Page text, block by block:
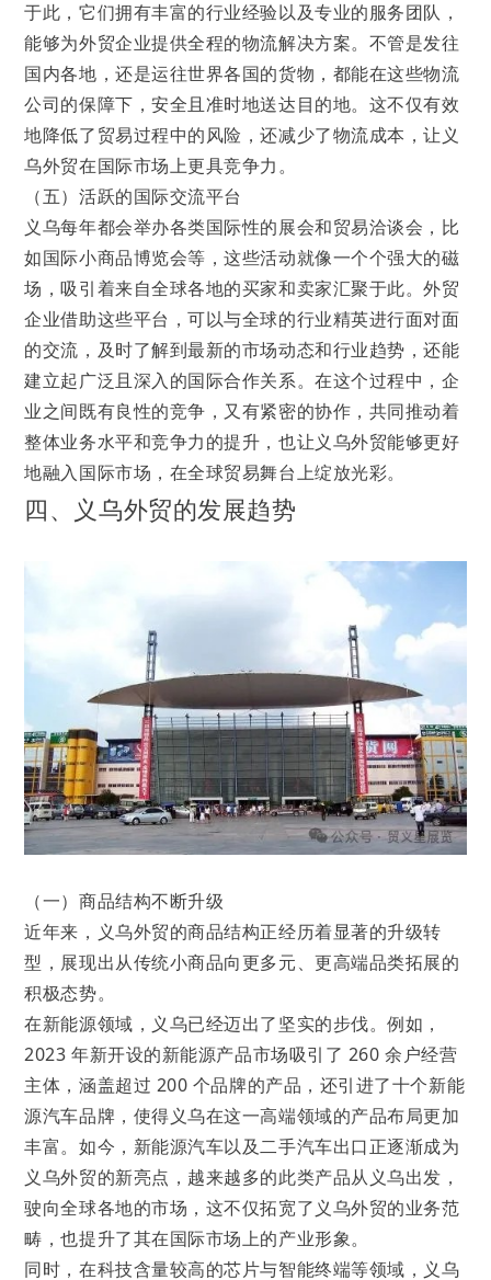
于此，它们拥有丰富的行业经验以及专业的服务团队，
能够为外贸企业提供全程的物流解决方案。不管是发往
国内各地，还是运往世界各国的货物，都能在这些物流
公司的保障下，安全且准时地送达目的地。这不仅有效
地降低了贸易过程中的风险，还减少了物流成本，让义
乌外贸在国际市场上更具竞争力。
（五）活跃的国际交流平台
义乌每年都会举办各类国际性的展会和贸易洽谈会，比
如国际小商品博览会等，这些活动就像一个个强大的磁
场，吸引着来自全球各地的买家和卖家汇聚于此。外贸
企业借助这些平台，可以与全球的行业精英进行面对面
的交流，及时了解到最新的市场动态和行业趋势，还能
建立起广泛且深入的国际合作关系。在这个过程中，企
业之间既有良性的竞争，又有紧密的协作，共同推动着
整体业务水平和竞争力的提升，也让义乌外贸能够更好
地融入国际市场，在全球贸易舞台上绽放光彩。
四、义乌外贸的发展趋势
（一）商品结构不断升级
近年来，义乌外贸的商品结构正经历着显著的升级转
型，展现出从传统小商品向更多元、更高端品类拓展的
积极态势。
在新能源领域，义乌已经迈出了坚实的步伐。例如，
2023 年新开设的新能源产品市场吸引了 260 余户经营
主体，涵盖超过 200 个品牌的产品，还引进了十个新能
源汽车品牌，使得义乌在这一高端领域的产品布局更加
丰富。如今，新能源汽车以及二手汽车出口正逐渐成为
义乌外贸的新亮点，越来越多的此类产品从义乌出发，
驶向全球各地的市场，这不仅拓宽了义乌外贸的业务范
畴，也提升了其在国际市场上的产业形象。
同时，在科技含量较高的芯片与智能终端等领域，义乌